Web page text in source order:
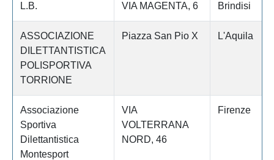
L.B. VIA MAGENTA, 6 Brindisi
ASSOCIAZIONE
DILETTANTISTICA
POLISPORTIVA
TORRIONE
Piazza San Pio X L'Aquila
Associazione
Sportiva
Dilettantistica
Montesport
VIA
VOLTERRANA
NORD, 46
Firenze